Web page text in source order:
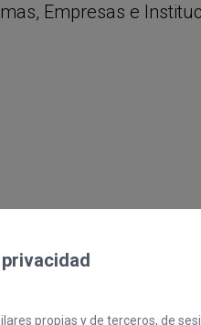
Empresas e
propias y de terceros, de